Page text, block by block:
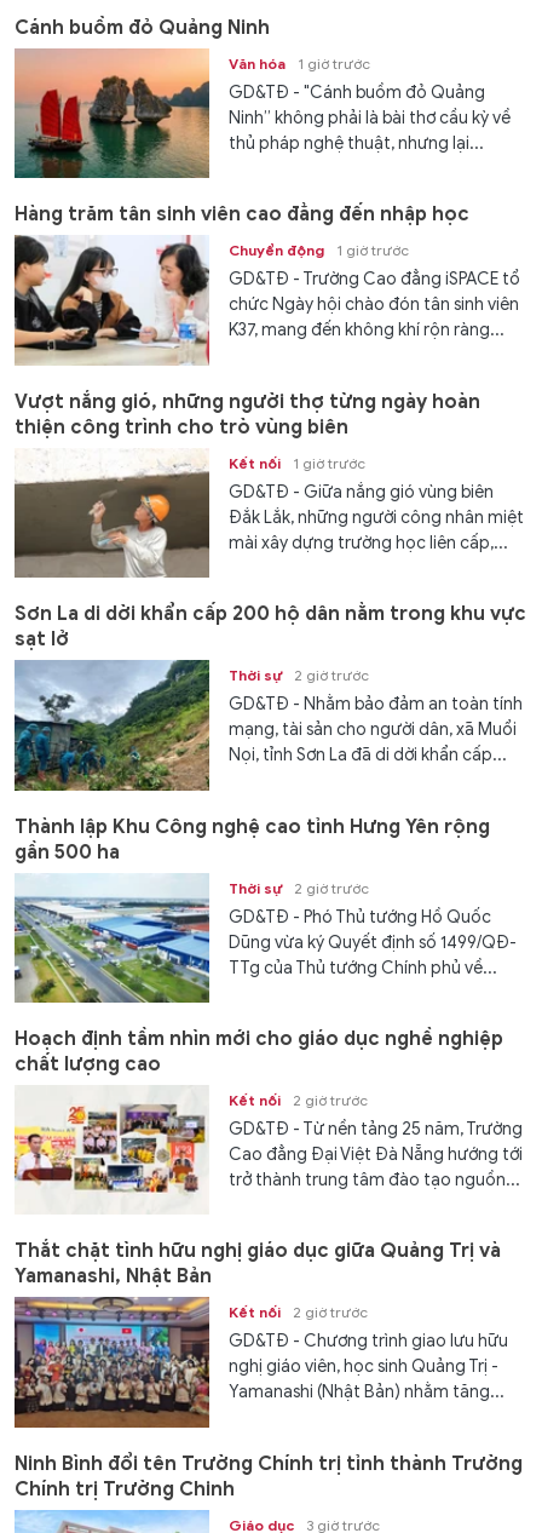
Cánh buồm đỏ Quảng Ninh
Văn hóa 1 giờ trước
GD&TĐ - "Cánh buồm đỏ Quảng
Ninh” không phải là bài thơ cầu kỳ về
thủ pháp nghệ thuật, nhưng lại...
Hàng trăm tân sinh viên cao đẳng đến nhập học
Chuyển động 1 giờ trước
GD&TĐ - Trường Cao đẳng iSPACE tổ
chức Ngày hội chào đón tân sinh viên
K37, mang đến không khí rộn ràng...
Vượt nắng gió, những người thợ từng ngày hoàn
thiện công trình cho trò vùng biên
Kết nối 1 giờ trước
GD&TĐ - Giữa nắng gió vùng biên
Đắk Lắk, những người công nhân miệt
mài xây dựng trường học liên cấp,...
Sơn La di dời khẩn cấp 200 hộ dân nằm trong khu vực
sạt lở
Thời sự 2 giờ trước
GD&TĐ - Nhằm bảo đảm an toàn tính
mạng, tài sản cho người dân, xã Muổi
Nọi, tỉnh Sơn La đã di dời khẩn cấp...
Thành lập Khu Công nghệ cao tỉnh Hưng Yên rộng
gần 500 ha
Thời sự 2 giờ trước
GD&TĐ - Phó Thủ tướng Hồ Quốc
Dũng vừa ký Quyết định số 1499/QĐ-
TTg của Thủ tướng Chính phủ về...
Hoạch định tầm nhìn mới cho giáo dục nghề nghiệp
chất lượng cao
Kết nối 2 giờ trước
GD&TĐ - Từ nền tảng 25 năm, Trường
Cao đẳng Đại Việt Đà Nẵng hướng tới
trở thành trung tâm đào tạo nguồn...
Thắt chặt tình hữu nghị giáo dục giữa Quảng Trị và
Yamanashi, Nhật Bản
Kết nối 2 giờ trước
GD&TĐ - Chương trình giao lưu hữu
nghị giáo viên, học sinh Quảng Trị -
Yamanashi (Nhật Bản) nhằm tăng...
Ninh Bình đổi tên Trường Chính trị tỉnh thành Trường
Chính trị Trường Chinh
Giáo dục 3 giờ trước